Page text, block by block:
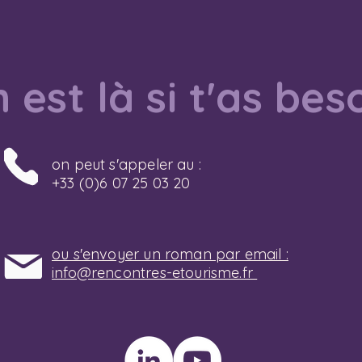
est là si t'as
on peut s'appeler au :
+33 (0)6 07 25 03 20
ou s'envoyer un roman par email :
info@rencontres-etourisme.fr